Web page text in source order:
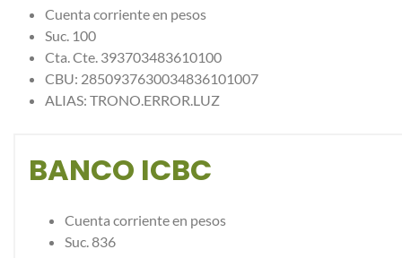
Cuenta corriente en pesos
Suc. 100
Cta. Cte. 393703483610100
CBU: 2850937630034836101007
ALIAS: TRONO.ERROR.LUZ
BANCO ICBC
Cuenta corriente en pesos
Suc. 836